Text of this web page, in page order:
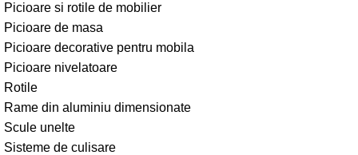
Picioare si rotile de mobilier
Picioare de masa
Picioare decorative pentru mobila
Picioare nivelatoare
Rotile
Rame din aluminiu dimensionate
Scule unelte
Sisteme de culisare